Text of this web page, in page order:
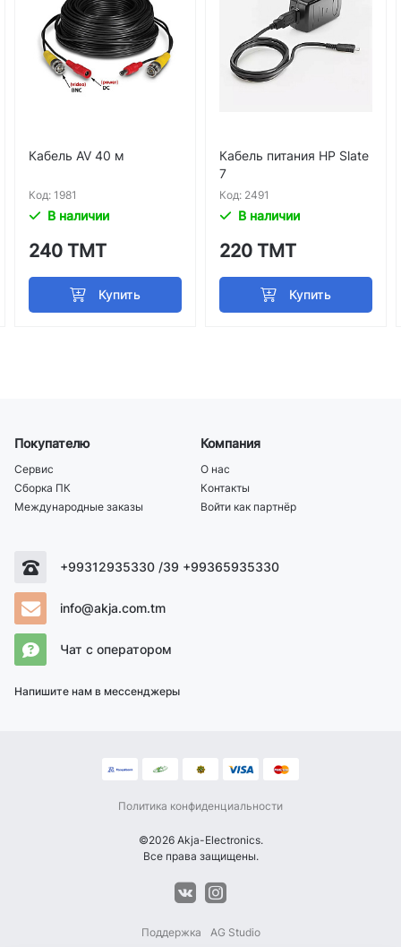
Кабель AV 40 м
Код: 1981
В наличии
240 ТМТ
Кабель питания HP Slate
7
Код: 2491
В наличии
220 ТМТ
Покупателю
Сервис
Сборка ПК
Международные заказы
Компания
О нас
Контакты
Войти как партнёр
+99312935330 /39 +99365935330
info@akja.com.tm
Чат с оператором
Напишите нам в мессенджеры
Политика конфиденциальности
Поддержка AG Studio
©2026 Akja-Electronics.
Все права защищены.